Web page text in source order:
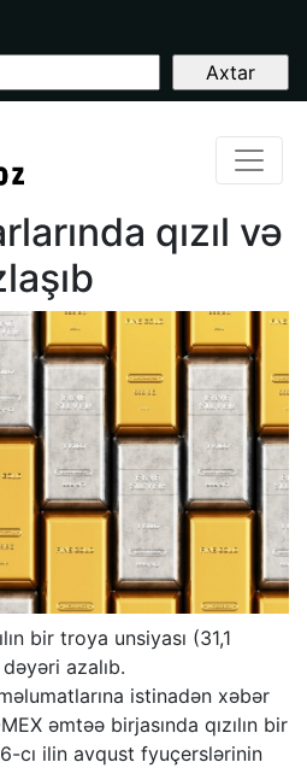
qızıl və
bir troya unsiyası (31,1
azalıb.
istinadən xəbər
əmtəə birjasında qızılın bir
cı ilin avqust fyuçerslərinin